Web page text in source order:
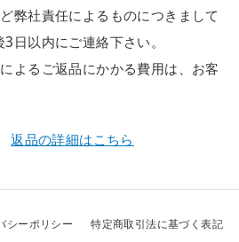
弊社責任によるものにつきまして
日以内にご連絡下さい。
よるご返品にかかる費用は、お客
返品の詳細はこちら
シーポリシー 特定商取引法に基づく表記